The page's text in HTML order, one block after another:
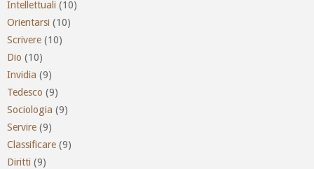
Intellettuali (10)
Orientarsi (10)
Scrivere (10)
Dio (10)
Invidia (9)
Tedesco (9)
Sociologia (9)
Servire (9)
Classificare (9)
Diritti (9)